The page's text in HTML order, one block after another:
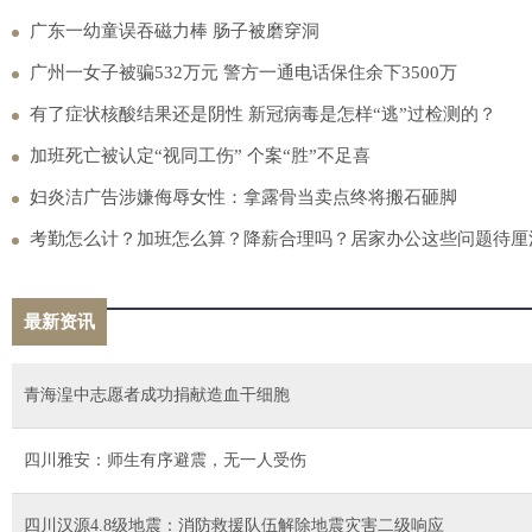
广东一幼童误吞磁力棒 肠子被磨穿洞
广州一女子被骗532万元 警方一通电话保住余下3500万
有了症状核酸结果还是阴性 新冠病毒是怎样“逃”过检测的？
加班死亡被认定“视同工伤” 个案“胜”不足喜
妇炎洁广告涉嫌侮辱女性：拿露骨当卖点终将搬石砸脚
考勤怎么计？加班怎么算？降薪合理吗？居家办公这些问题待厘
最新资讯
青海湟中志愿者成功捐献造血干细胞
四川雅安：师生有序避震，无一人受伤
四川汉源4.8级地震：消防救援队伍解除地震灾害二级响应